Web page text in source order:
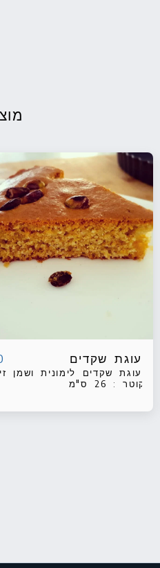
עוגת שקדים
עוגת שקדים לימונית ושמן
קוטר : 26 ס"מ